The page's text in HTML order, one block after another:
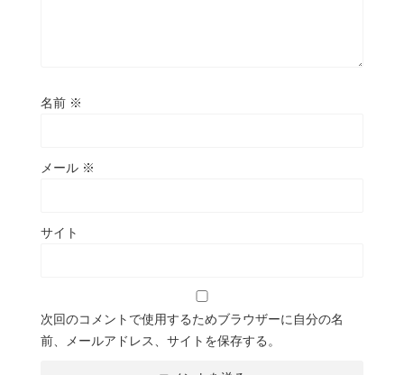
名前 ※
メール ※
サイト
次回のコメントで使用するためブラウザーに自分の名
前、メールアドレス、サイトを保存する。